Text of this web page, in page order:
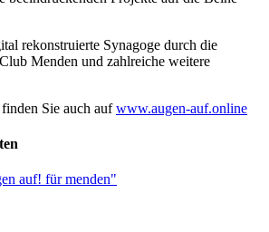
rekonstruierte Synagoge durch die
Menden und zahlreiche weitere
Sie auch aufwww.augen-auf.online
auf! für menden"